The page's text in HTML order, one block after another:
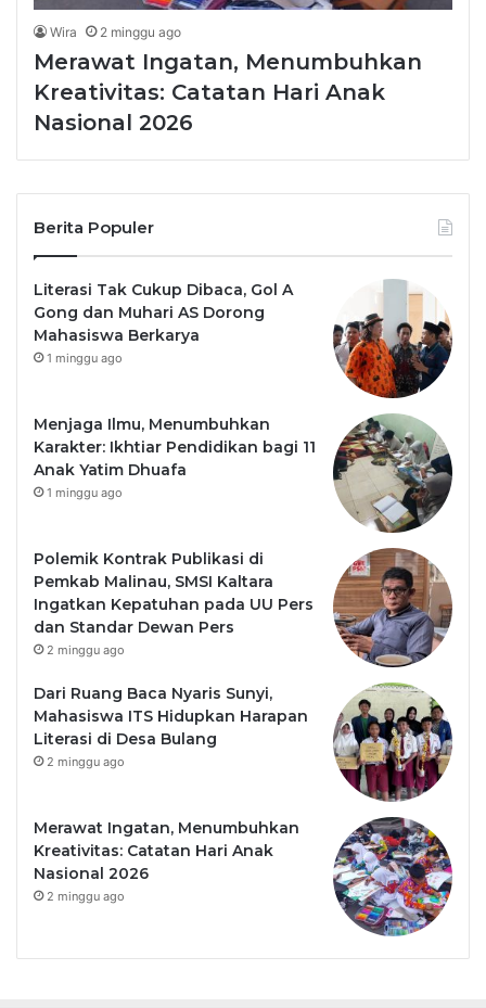
Wira 2 minggu ago
Merawat Ingatan, Menumbuhkan
Kreativitas: Catatan Hari Anak
Nasional 2026
Berita Populer
Literasi Tak Cukup Dibaca, Gol A
Gong dan Muhari AS Dorong
Mahasiswa Berkarya
1 minggu ago
Menjaga Ilmu, Menumbuhkan
Karakter: Ikhtiar Pendidikan bagi 11
Anak Yatim Dhuafa
1 minggu ago
Polemik Kontrak Publikasi di
Pemkab Malinau, SMSI Kaltara
Ingatkan Kepatuhan pada UU Pers
dan Standar Dewan Pers
2 minggu ago
Dari Ruang Baca Nyaris Sunyi,
Mahasiswa ITS Hidupkan Harapan
Literasi di Desa Bulang
2 minggu ago
Merawat Ingatan, Menumbuhkan
Kreativitas: Catatan Hari Anak
Nasional 2026
2 minggu ago